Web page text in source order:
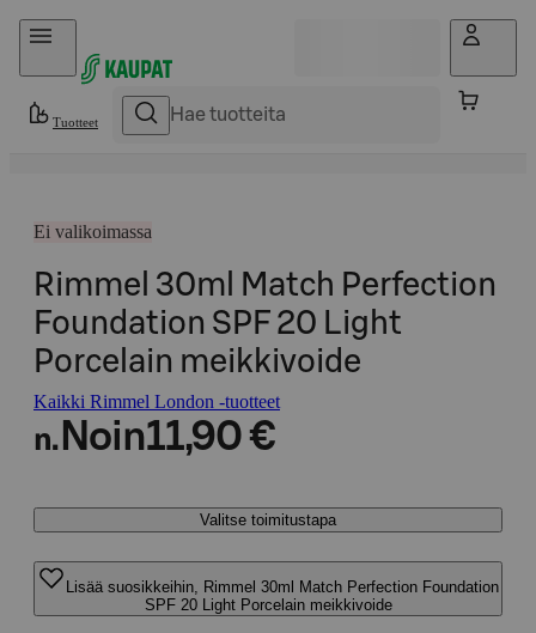
Hyppää sisältöön
Tuotteet
Ei valikoimassa
Rimmel 30ml Match Perfection
Foundation SPF 20 Light
Porcelain meikkivoide
Kaikki Rimmel London -tuotteet
n. Noin11,90 €
Valitse toimitustapa
Lisää suosikkeihin, Rimmel 30ml Match Perfection Foundation
SPF 20 Light Porcelain meikkivoide